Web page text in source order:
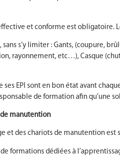
et conforme est obligatoire.
s’y limiter : Gants, (coupure,
rayonnement, etc…), Casque
ses EPI sont en bon état avant
de formation afin qu’une
manutention
et des chariots de manutention
formations dédiées à